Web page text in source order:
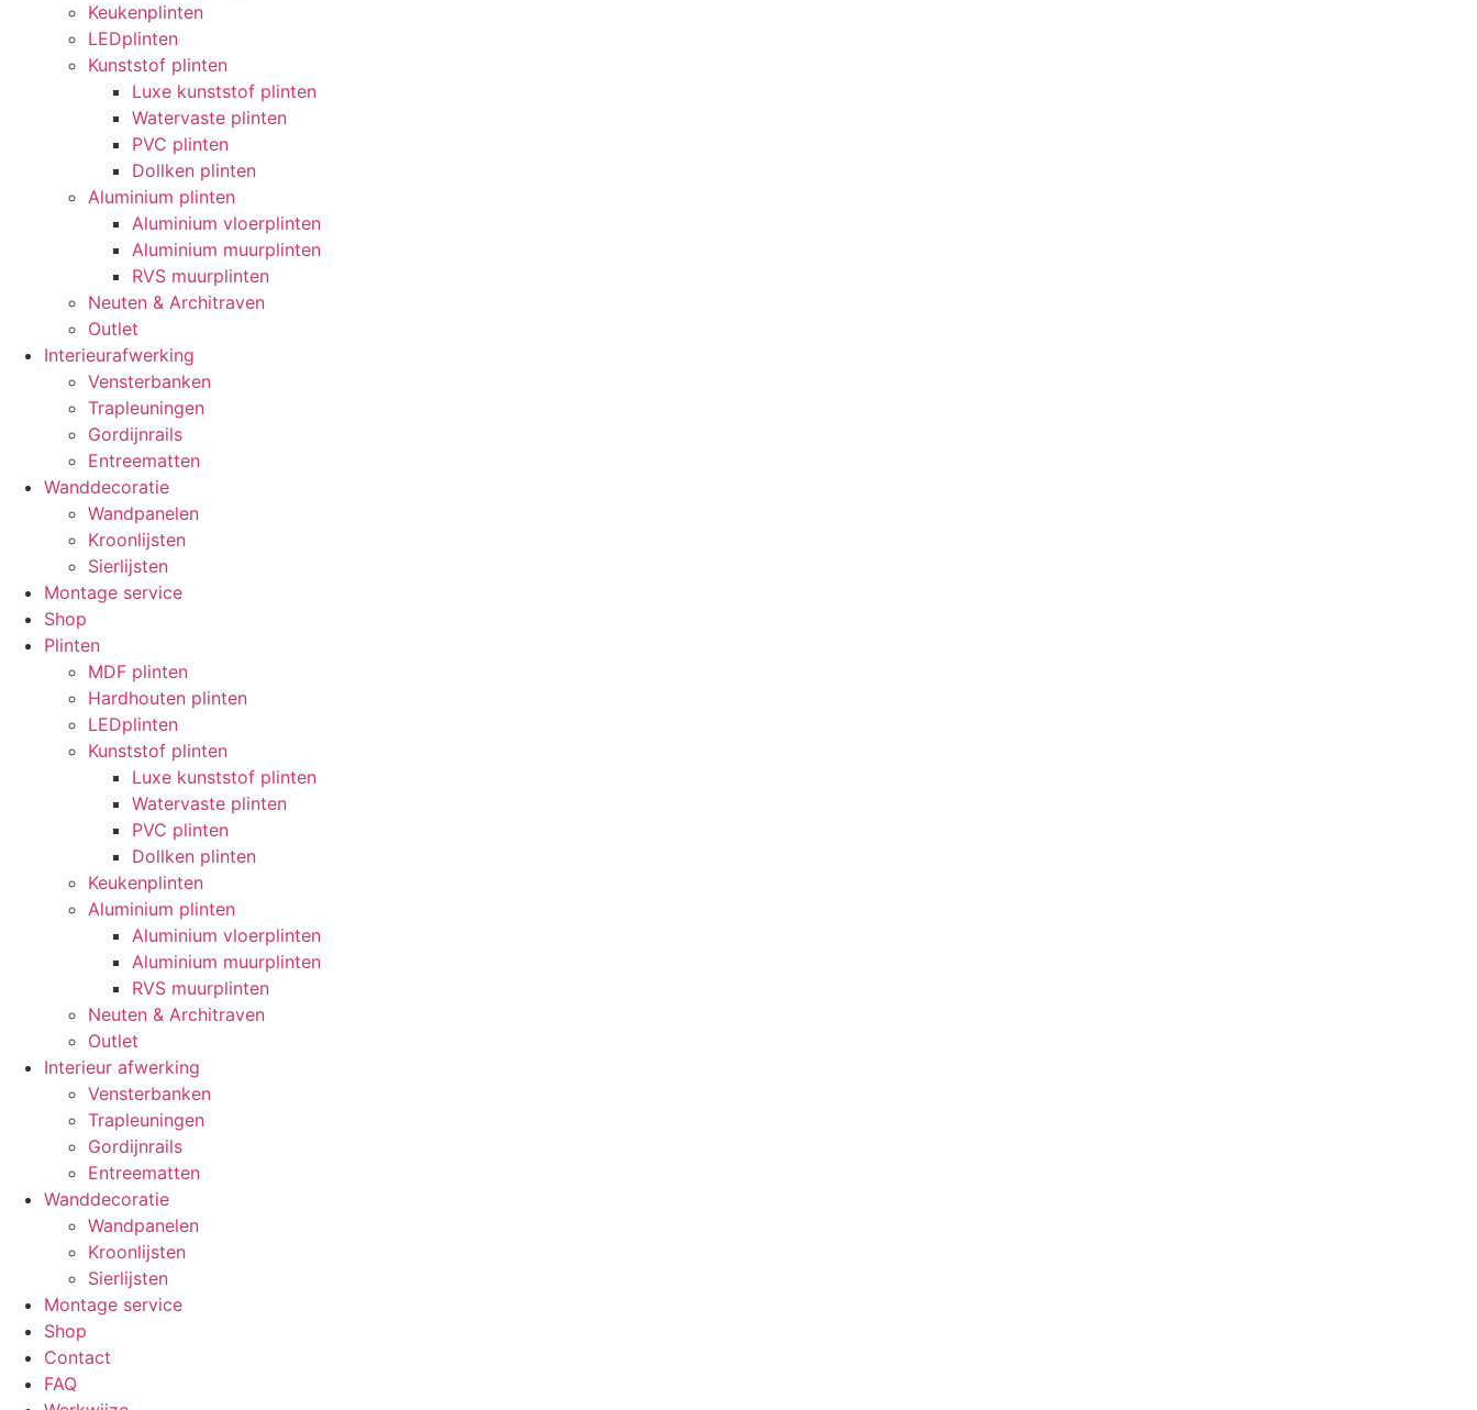
Keukenplinten
LEDplinten
Kunststof plinten
Luxe kunststof plinten
Watervaste plinten
PVC plinten
Dollken plinten
Aluminium plinten
Aluminium vloerplinten
Aluminium muurplinten
RVS muurplinten
Neuten & Architraven
Outlet
Interieurafwerking
Vensterbanken
Trapleuningen
Gordijnrails
Entreematten
Wanddecoratie
Wandpanelen
Kroonlijsten
Sierlijsten
Montage service
Shop
Plinten
MDF plinten
Hardhouten plinten
LEDplinten
Kunststof plinten
Luxe kunststof plinten
Watervaste plinten
PVC plinten
Dollken plinten
Keukenplinten
Aluminium plinten
Aluminium vloerplinten
Aluminium muurplinten
RVS muurplinten
Neuten & Architraven
Outlet
Interieur afwerking
Vensterbanken
Trapleuningen
Gordijnrails
Entreematten
Wanddecoratie
Wandpanelen
Kroonlijsten
Sierlijsten
Montage service
Shop
Contact
FAQ